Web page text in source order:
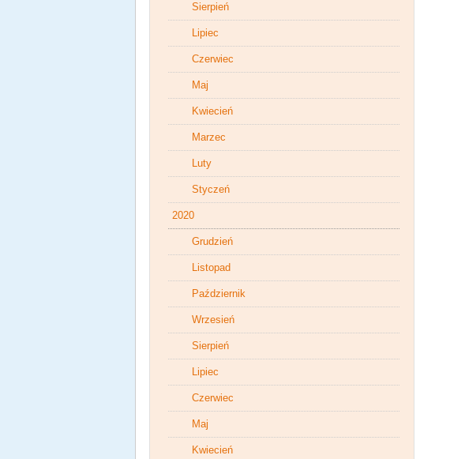
Sierpień
Lipiec
Czerwiec
Maj
Kwiecień
Marzec
Luty
Styczeń
2020
Grudzień
Listopad
Październik
Wrzesień
Sierpień
Lipiec
Czerwiec
Maj
Kwiecień